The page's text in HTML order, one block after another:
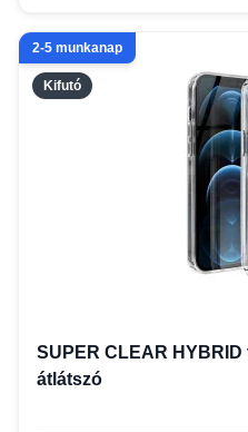
Kifutó
2-5 munkanap
SUPER CLEAR
átlátszó